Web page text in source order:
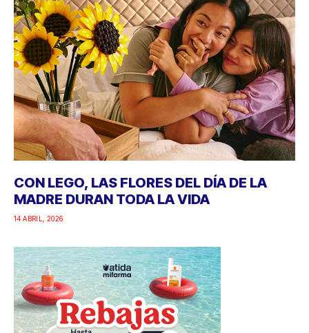
CON LEGO, LAS FLORES DEL DÍA DE LA
MADRE DURAN TODA LA VIDA
14 ABRIL, 2026